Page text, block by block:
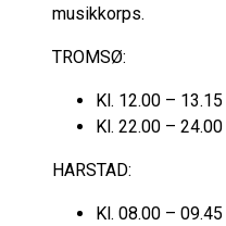
musikkorps.
TROMSØ:
Kl. 12.00 – 13.15
Kl. 22.00 – 24.00
HARSTAD:
Kl. 08.00 – 09.45